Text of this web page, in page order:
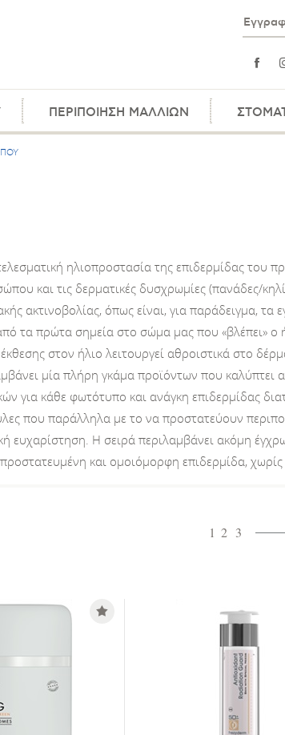
ΠΕΡΙΠΟΙΗΣΗ ΜΑΛΛΙΩΝ
ηλιοπροστασία της επιδερμίδας του
και τις δερματικές δυσχρωμίες (πανάδες/
ακτινοβολίας, όπως είναι, για παράδειγμα,
τα πρώτα σημεία στο σώμα μας που «βλέπει»
στον ήλιο λειτουργεί αθροιστικά στο
μία πλήρη γκάμα προϊόντων που καλύπτει
για κάθε φωτότυπο και ανάγκη επιδερμίδας
που παράλληλα με το να προστατεύουν
ευχαρίστηση. Η σειρά περιλαμβάνει ακόμη
και ομοιόμορφη επιδερμίδα,
1 2 3